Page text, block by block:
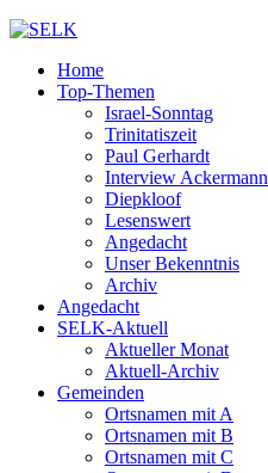
Home
Top-Themen
Israel-Sonntag
Trinitatiszeit
Paul Gerhardt
Interview Ackermann
Diepkloof
Lesenswert
Angedacht
Unser Bekenntnis
Archiv
Angedacht
SELK-Aktuell
Aktueller Monat
Aktuell-Archiv
Gemeinden
Ortsnamen mit A
Ortsnamen mit B
Ortsnamen mit C